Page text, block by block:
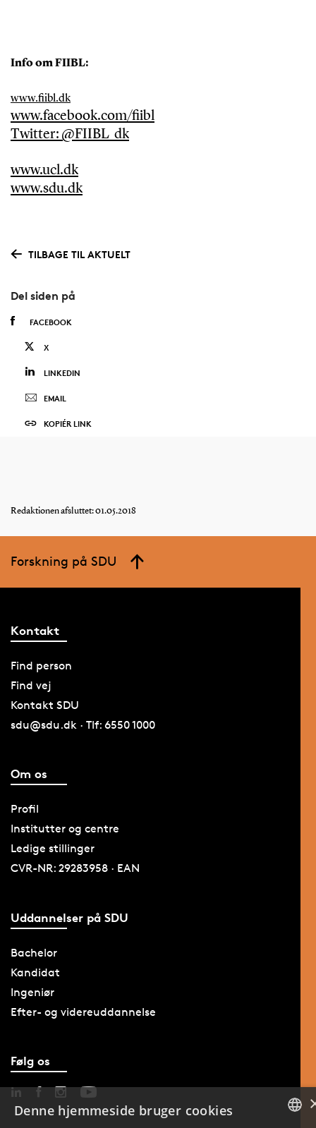
Info om FIIBL:
www.fiibl.dk
www.facebook.com/fiibl
Twitter: @FIIBL_dk
www.ucl.dk
www.sdu.dk
TILBAGE TIL AKTUELT
Del siden på
FACEBOOK
X
LINKEDIN
EMAIL
KOPIÉR LINK
Redaktionen afsluttet: 01.05.2018
Forskning på SDU
Kontakt
Find person
Find vej
Kontakt SDU
sdu@sdu.dk · Tlf: 6550 1000
Om os
Profil
Institutter og centre
Ledige stillinger
CVR-NR: 29283958 · EAN
Uddannelser på SDU
Bachelor
Kandidat
Ingeniør
Efter- og videreuddannelse
Følg os
Denne hjemmeside bruger cookies